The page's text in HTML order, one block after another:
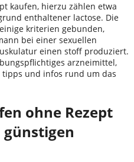
kaufen, hierzu zählen etwa
enthaltener lactose. Die
kriterien gebunden,
bei einer sexuellen
einen stoff produziert.
arzneimittel,
und infos rund um das
ohne Rezept